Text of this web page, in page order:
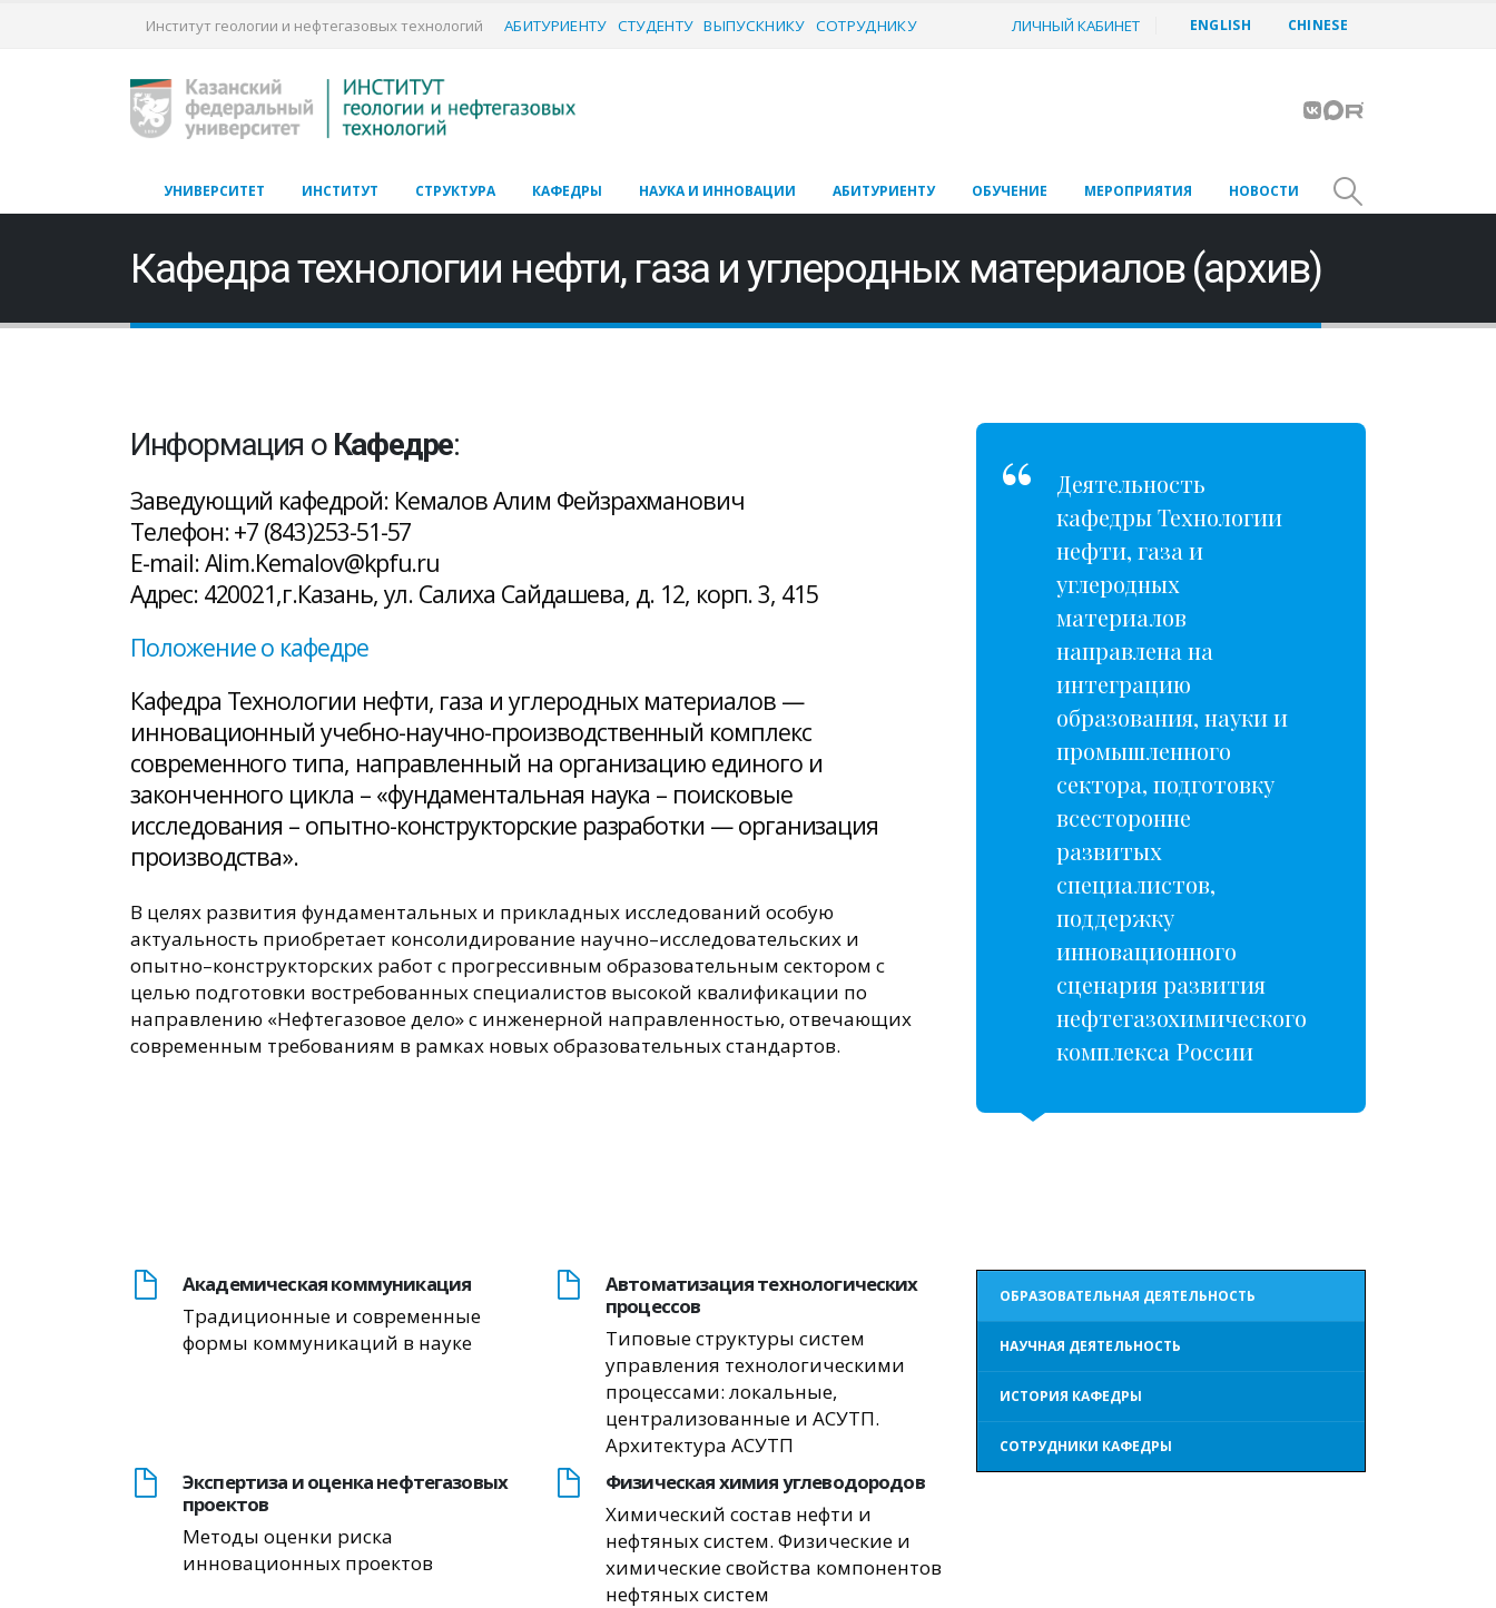
Институт геологии и нефтегазовых технологий АБИТУРИЕНТУ СТУДЕНТУ ВЫПУСКНИКУ СОТРУДНИКУ ЛИЧНЫЙ КАБИНЕТ ENGLISH CHINESE
УНИВЕРСИТЕТ ИНСТИТУТ СТРУКТУРА КАФЕДРЫ НАУКА И ИННОВАЦИИ АБИТУРИЕНТУ ОБУЧЕНИЕ МЕРОПРИЯТИЯ НОВОСТИ
Кафедра технологии нефти, газа и углеродных материалов (архив)
Информация о Кафедре:
Заведующий кафедрой: Кемалов Алим Фейзрахманович
Телефон: +7 (843)253-51-57
E-mail: Alim.Kemalov@kpfu.ru
Адрес: 420021,г.Казань, ул. Салиха Сайдашева, д. 12, корп. 3, 415
Положение о кафедре
Кафедра Технологии нефти, газа и углеродных материалов —
инновационный учебно-научно-производственный комплекс
современного типа, направленный на организацию единого и
законченного цикла – «фундаментальная наука – поисковые
исследования – опытно-конструкторские разработки — организация
производства».
В целях развития фундаментальных и прикладных исследований особую
актуальность приобретает консолидирование научно–исследовательских и
опытно–конструкторских работ с прогрессивным образовательным сектором с
целью подготовки востребованных специалистов высокой квалификации по
направлению «Нефтегазовое дело» с инженерной направленностью, отвечающих
современным требованиям в рамках новых образовательных стандартов.
Деятельность
кафедры Технологии
нефти, газа и
углеродных
материалов
направлена на
интеграцию
образования, науки и
промышленного
сектора, подготовку
всесторонне
развитых
специалистов,
поддержку
инновационного
сценария развития
нефтегазохимического
комплекса России
Академическая коммуникация
Традиционные и современные
формы коммуникаций в науке
Автоматизация технологических
процессов
Типовые структуры систем
управления технологическими
процессами: локальные,
централизованные и АСУТП.
Архитектура АСУТП
Экспертиза и оценка нефтегазовых
проектов
Методы оценки риска
инновационных проектов
Физическая химия углеводородов
Химический состав нефти и
нефтяных систем. Физические и
химические свойства компонентов
нефтяных систем
ОБРАЗОВАТЕЛЬНАЯ ДЕЯТЕЛЬНОСТЬ
НАУЧНАЯ ДЕЯТЕЛЬНОСТЬ
ИСТОРИЯ КАФЕДРЫ
СОТРУДНИКИ КАФЕДРЫ